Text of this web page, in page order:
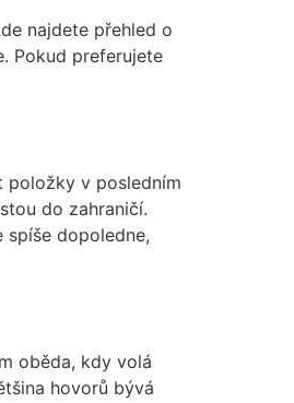
najdete přehled o
Pokud preferujete
položky v posledním
do zahraničí.
dopoledne,
oběda, kdy volá
hovorů bývá